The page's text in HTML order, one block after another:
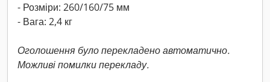
- Розміри: 260/160/75 мм
- Вага: 2,4 кг
Оголошення було перекладено автоматично.
Можливі помилки перекладу.